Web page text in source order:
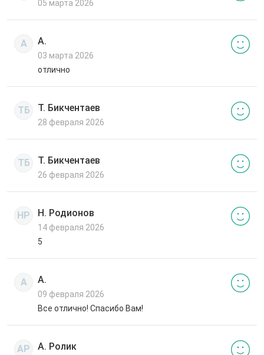
05 марта 2026
А А.
03 марта 2026
отлично
ТБ Т. Бикчентаев
28 февраля 2026
ТБ Т. Бикчентаев
26 февраля 2026
НР Н. Родионов
14 февраля 2026
5
А А.
09 февраля 2026
Все отлично! Спасибо Вам!
АР А. Ролик